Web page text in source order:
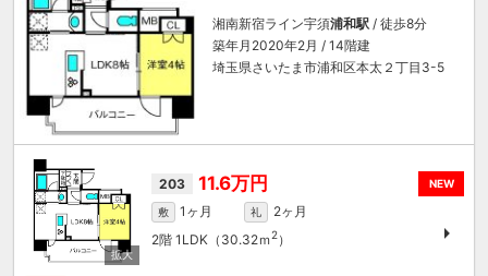
湘南新宿ライン宇須浦和駅 / 徒歩8分
築年月2020年2月 / 14階建
埼玉県さいたま市浦和区本太２丁目3-5
NEW
203 11.6万円
敷 1ヶ月 礼
2ヶ月
2階 1LDK（30.32ｍ 2）